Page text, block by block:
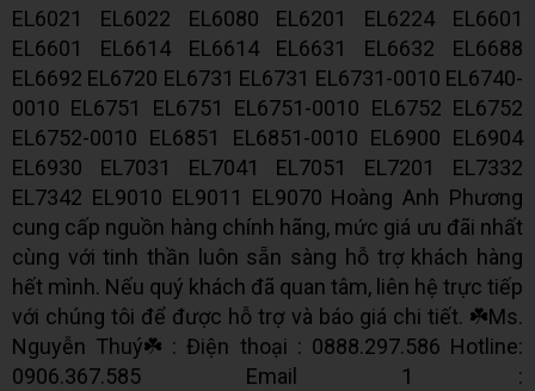
EL6021 EL6022 EL6080 EL6201 EL6224 EL6601
EL6601 EL6614 EL6614 EL6631 EL6632 EL6688
EL6692 EL6720 EL6731 EL6731 EL6731-0010 EL6740-
0010 EL6751 EL6751 EL6751-0010 EL6752 EL6752
EL6752-0010 EL6851 EL6851-0010 EL6900 EL6904
EL6930 EL7031 EL7041 EL7051 EL7201 EL7332
EL7342 EL9010 EL9011 EL9070 Hoàng Anh Phương
cung cấp nguồn hàng chính hãng, mức giá ưu đãi nhất
cùng với tinh thần luôn sẵn sàng hỗ trợ khách hàng
hết mình. Nếu quý khách đã quan tâm, liên hệ trực tiếp
với chúng tôi để được hỗ trợ và báo giá chi tiết. ☘️Ms.
Nguyễn Thuý☘️ : Điện thoại : 0888.297.586 Hotline:
0906.367.585 Email 1 :